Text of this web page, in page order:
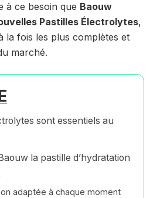
à ce besoin que Baouw
Pastilles Électrolytes,
la fois les plus complètes et
marché.
sont essentiels au
la pastille d’hydratation
adaptée à chaque moment